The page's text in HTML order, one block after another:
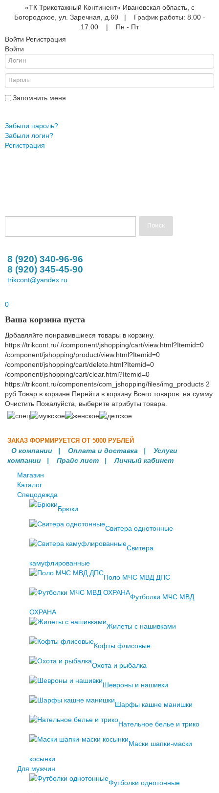
«ТК Трикотажный Континент» Ивановская область, с
Богородское, ул. Заречная, д.60 | График работы: 8.00 -
17.00 | Пн - Пт
Войти Регистрация
Войти
Запомнить меня
Забыли пароль?
Забыли логин?
Регистрация
8 (920) 340-96-96
8 (920) 345-45-90
trikcont@yandex.ru
0
Ваша корзина пуста
Добавляйте понравившиеся товары в корзину.
https://trikcont.ru/ /component/jshopping/cart/view.html?Itemid=0
/component/jshopping/product/view.html?Itemid=0
/component/jshopping/cart/delete.html?Itemid=0
/component/jshopping/cart/clear.html?Itemid=0
https://trikcont.ru/components/com_jshopping/files/img_products 2
руб Товар в корзине Перейти в корзину Всего товаров: на сумму
Очистить Пожалуйста, выберите атрибуты товара.
ЗАКАЗ ФОРМИРУЕТСЯ ОТ 5000 РУБЛЕЙ
О компании | Оплата и доставка | Услуги
компании | Прайс лист |Личный кабинет
Магазин
Каталог
Спецодежда
Брюки
Свитера однотонные
Свитера
камуфлированные
Поло МЧС МВД ДПС
Футболки МЧС МВД
ОХРАНА
Жилеты с нашивками
Кофты флисовые
Охота и рыбалка
Шевроны и нашивки
Шарфы кашне манишки
Нательное белье и трико
Маски шапки-маски
косынки
Для мужчин
Футболки однотонные